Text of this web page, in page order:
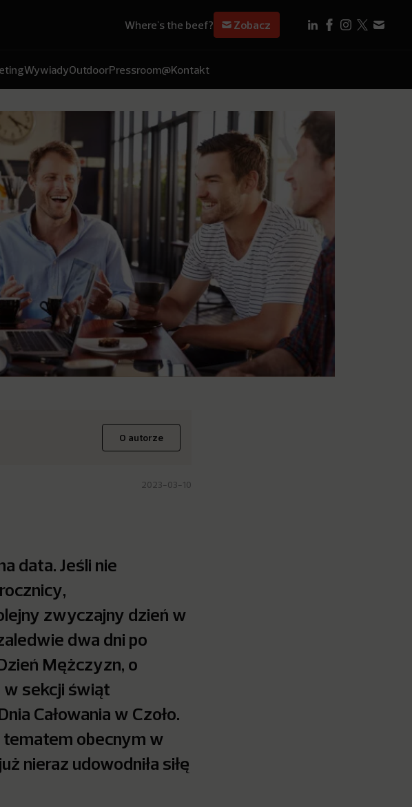
Where's the beef? Zobacz
WywiadyOutdoorPressroom@Kontakt
O autorze
2023-03-10
data. Jeśli nie
zwyczajny dzień w
dwa dni po
Mężczyzn, o
sekcji świąt
Całowania w Czoło.
obecnym w
nieraz udowodniła siłę